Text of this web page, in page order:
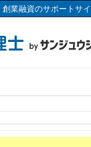
業融資のサポートサ